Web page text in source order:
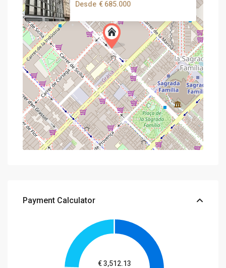
Desde € 685.000
Payment Calculator
€3,512.13